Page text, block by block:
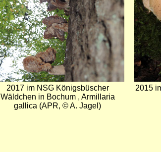
2017 im NSG Königsbüscher
Wäldchen in Bochum , Armillaria
gallica (APR, © A. Jagel)
2015